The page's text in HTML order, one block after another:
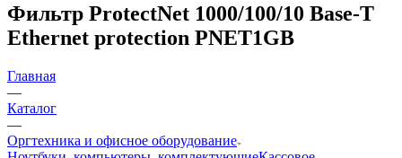
Фильтр ProtectNet 1000/100/10 Base-T
Ethernet protection PNET1GB
Главная
—
Каталог
—
Оргтехника и офисное оборудование